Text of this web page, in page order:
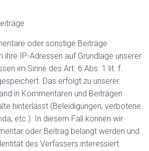
oder sonstige Beiträge
ihre IP-Adressen auf Grundlage unserer
im Sinne des Art. 6 Abs. 1 lit. f.
Das erfolgt zu unserer
in Kommentaren und Beiträgen
hinterlässt (Beleidigungen, verbotene
etc.). In diesem Fall können wir
oder Beitrag belangt werden und
des Verfassers interessiert.